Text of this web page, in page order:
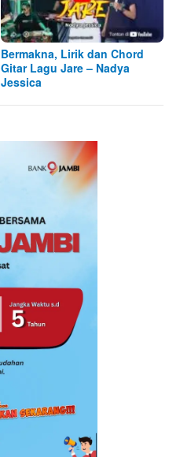
Bermakna, Lirik dan Chord
Gitar Lagu Jare – Nadya
Jessica